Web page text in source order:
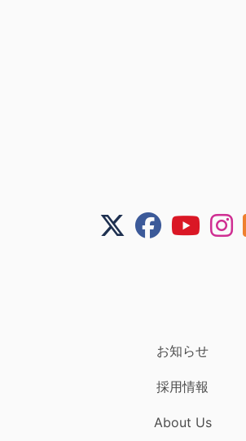
お知らせ
採用情報
About Us